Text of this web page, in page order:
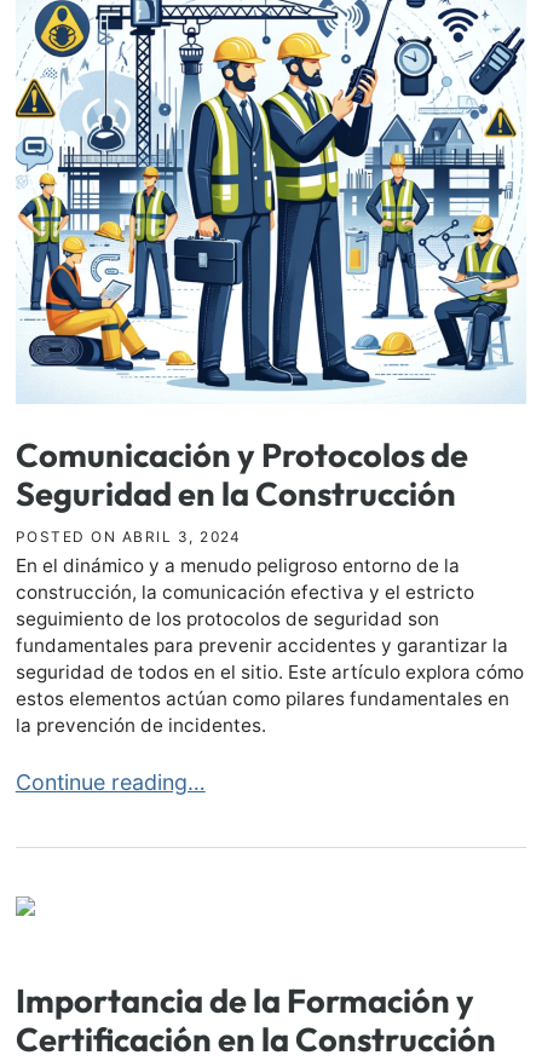
Comunicación y Protocolos de
Seguridad en la Construcción
POSTED ON ABRIL 3, 2024
En el dinámico y a menudo peligroso entorno de la
construcción, la comunicación efectiva y el estricto
seguimiento de los protocolos de seguridad son
fundamentales para prevenir accidentes y garantizar la
seguridad de todos en el sitio. Este artículo explora cómo
estos elementos actúan como pilares fundamentales en
la prevención de incidentes.
Comunicación y Protocolos de Seguridad en la
Continue reading…
Importancia de la Formación y
Certificación en la Construcción